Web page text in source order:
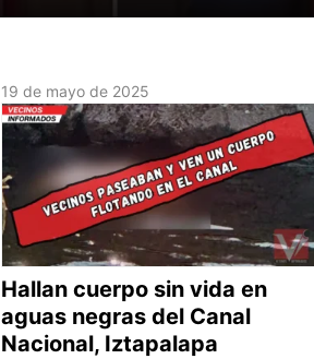
19 de mayo de 2025
Hallan cuerpo sin vida en
aguas negras del Canal
Nacional, Iztapalapa